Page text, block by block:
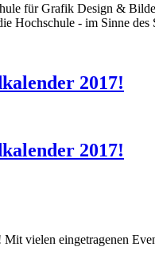
für Grafik Design &
Hochschule - im Sinne
2017!
2017!
vielen eingetragenen